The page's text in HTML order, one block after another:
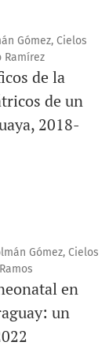
Gómez, Cielos
Ramírez
de la
de un
2018-
Gómez, Cielos
en
un